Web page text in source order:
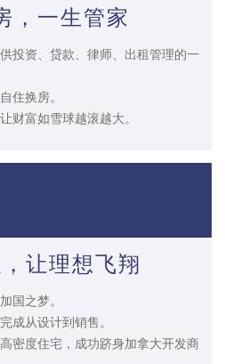
，一生管家
投资、贷款、律师、出租管理的一
住换房。
财富如雪球越滚越大。
让理想飞翔
国之梦。
成从设计到销售。
密度住宅，成功跻身加拿大开发商